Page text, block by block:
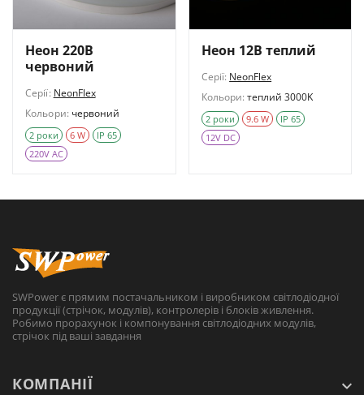
Неон 220В
червоний
Серії: NeonFlex
Кольори: червоний
2 роки 6 W
IP 65
220V AC
Неон 12В теплий
Серії: NeonFlex
Кольори: теплий 3000K
2 роки 9.6 W
IP 65
12V DC
SWPower є прямим постачальником і виробником світлодіодної
продукції (стрічок, модулів), контролерів і блоків живлення.
Робимо прорахунок і компонування світлодіодних модулів,
стрічок під ваші завдання
КОМПАНІЇ